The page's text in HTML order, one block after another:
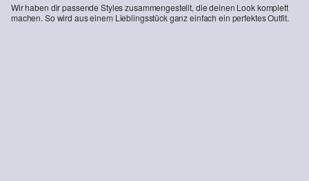
Wir haben dir passende Styles zusammengestellt, die deinen Look komplett
machen. So wird aus einem Lieblingsstück ganz einfach ein perfektes Outfit.